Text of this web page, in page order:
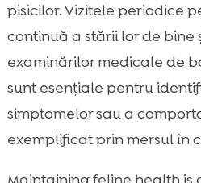
pisicilor. Vizitele periodice
continuă a stării lor de bine
examinărilor medicale de
sunt esențiale pentru
simptomelor sau a
exemplificat prin mersul în